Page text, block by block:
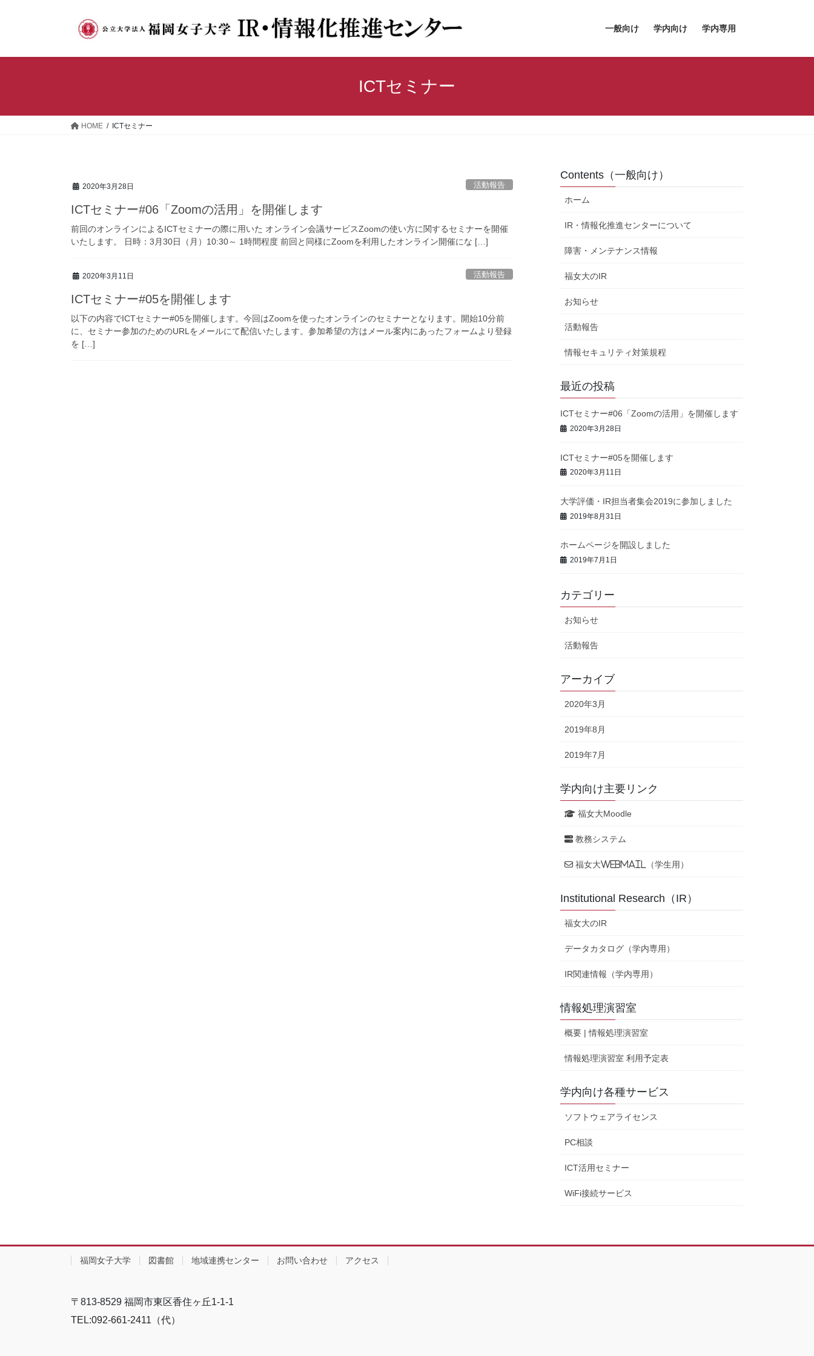
一般向け 学内向け 学内専用
ICTセミナー
HOME ICTセミナー
2020年3月28日 活動報告
ICTセミナー#06「Zoomの活用」を開催します
前回のオンラインによるICTセミナーの際に用いた オンライン会議サービスZoomの使い方に関するセミナーを開催
いたします。 日時：3月30日（月）10:30～ 1時間程度 前回と同様にZoomを利用したオンライン開催にな […]
2020年3月11日 活動報告
ICTセミナー#05を開催します
以下の内容でICTセミナー#05を開催します。今回はZoomを使ったオンラインのセミナーとなります。開始10分前
に、セミナー参加のためのURLをメールにて配信いたします。参加希望の方はメール案内にあったフォームより登録
を […]
Contents（一般向け）
ホーム
IR・情報化推進センターについて
障害・メンテナンス情報
福女大のIR
お知らせ
活動報告
情報セキュリティ対策規程
最近の投稿
ICTセミナー#06「Zoomの活用」を開催します
2020年3月28日
ICTセミナー#05を開催します
2020年3月11日
大学評価・IR担当者集会2019に参加しました
2019年8月31日
ホームページを開設しました
2019年7月1日
カテゴリー
お知らせ
活動報告
アーカイブ
2020年3月
2019年8月
2019年7月
学内向け主要リンク
福女大Moodle
教務システム
福女大WebMail（学生用）
Institutional Research（IR）
福女大のIR
データカタログ（学内専用）
IR関連情報（学内専用）
情報処理演習室
概要 | 情報処理演習室
情報処理演習室 利用予定表
学内向け各種サービス
ソフトウェアライセンス
PC相談
ICT活用セミナー
WiFi接続サービス
福岡女子大学 図書館 地域連携センター お問い合わせ アクセス
〒813-8529 福岡市東区香住ヶ丘1-1-1
TEL:092-661-2411（代）